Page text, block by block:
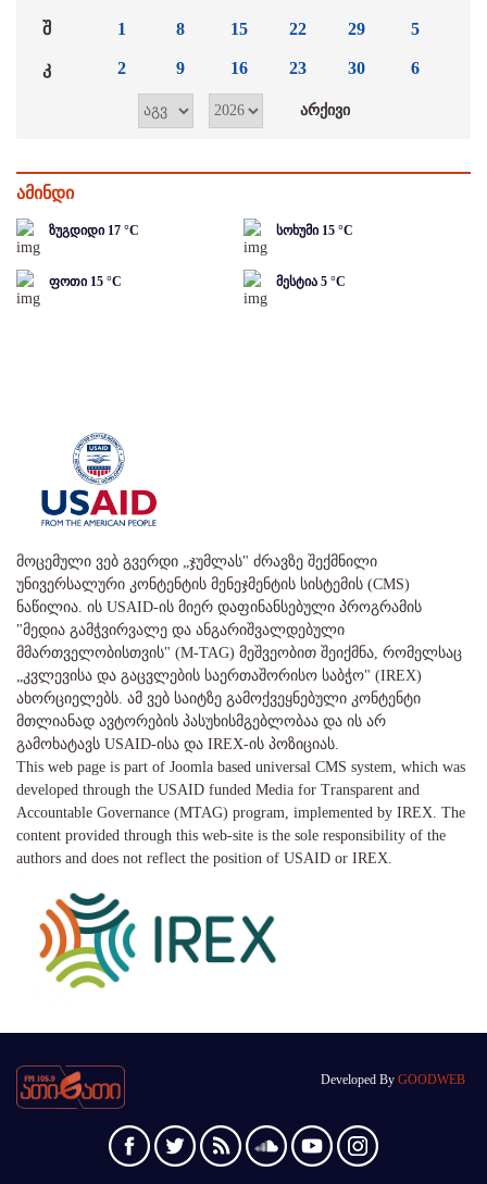
შ
კ
1
2
8
9
15
16
22
23
29
30
5
6
ამინდი
ზუგდიდი 17 °C სოხუმი 15 °C
ფოთი 15 °C მესტია 5 °C
მოცემული ვებ გვერდი „ჯუმლას" ძრავზე შექმნილი
უნივერსალური კონტენტის მენეჯმენტის სისტემის (CMS)
ნაწილია. ის USAID-ის მიერ დაფინანსებული პროგრამის
"მედია გამჭვირვალე და ანგარიშვალდებული
მმართველობისთვის" (M-TAG) მეშვეობით შეიქმნა, რომელსაც
„კვლევისა და გაცვლების საერთაშორისო საბჭო" (IREX)
ახორციელებს. ამ ვებ საიტზე გამოქვეყნებული კონტენტი
მთლიანად ავტორების პასუხისმგებლობაა და ის არ
გამოხატავს USAID-ისა და IREX-ის პოზიციას.
This web page is part of Joomla based universal CMS system, which was
developed through the USAID funded Media for Transparent and
Accountable Governance (MTAG) program, implemented by IREX. The
content provided through this web-site is the sole responsibility of the
authors and does not reflect the position of USAID or IREX.
Developed By GOODWEB